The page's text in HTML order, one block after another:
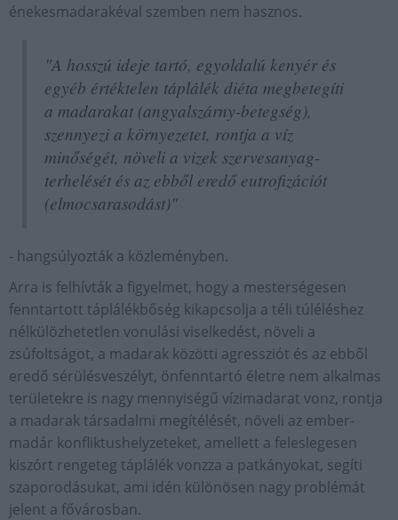
énekesmadarakéval szemben nem hasznos.
"A hosszú ideje tartó, egyoldalú kenyér és
egyéb értéktelen táplálék diéta megbetegíti
a madarakat (angyalszárny-betegség),
szennyezi a környezetet, rontja a víz
minőségét, növeli a vizek szervesanyag-
terhelését és az ebből eredő eutrofizációt
(elmocsarasodást)"
- hangsúlyozták a közleményben.
Arra is felhívták a figyelmet, hogy a mesterségesen
fenntartott táplálékbőség kikapcsolja a téli túléléshez
nélkülözhetetlen vonulási viselkedést, növeli a
zsúfoltságot, a madarak közötti agressziót és az ebből
eredő sérülésveszélyt, önfenntartó életre nem alkalmas
területekre is nagy mennyiségű vízimadarat vonz, rontja
a madarak társadalmi megítélését, növeli az ember-
madár konfliktushelyzeteket, amellett a feleslegesen
kiszórt rengeteg táplálék vonzza a patkányokat, segíti
szaporodásukat, ami idén különösen nagy problémát
jelent a fővárosban.